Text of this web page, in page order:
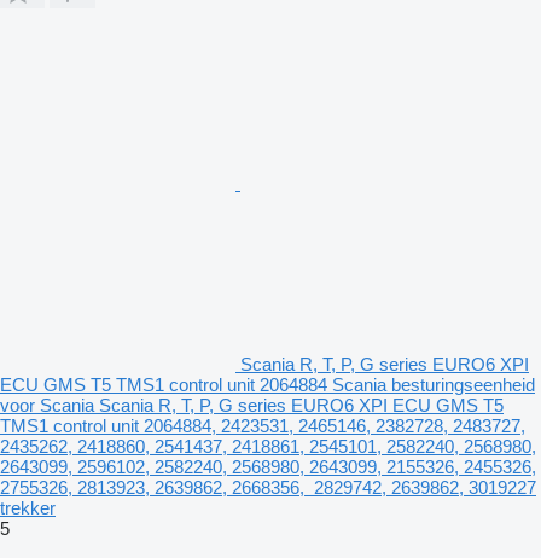
Scania R, T, P, G series EURO6 XPI
ECU GMS T5 TMS1 control unit 2064884 Scania besturingseenheid
voor Scania Scania R, T, P, G series EURO6 XPI ECU GMS T5
TMS1 control unit 2064884, 2423531, 2465146, 2382728, 2483727,
2435262, 2418860, 2541437, 2418861, 2545101, 2582240, 2568980,
2643099, 2596102, 2582240, 2568980, 2643099, 2155326, 2455326,
2755326, 2813923, 2639862, 2668356, 2829742, 2639862, 3019227
trekker
5